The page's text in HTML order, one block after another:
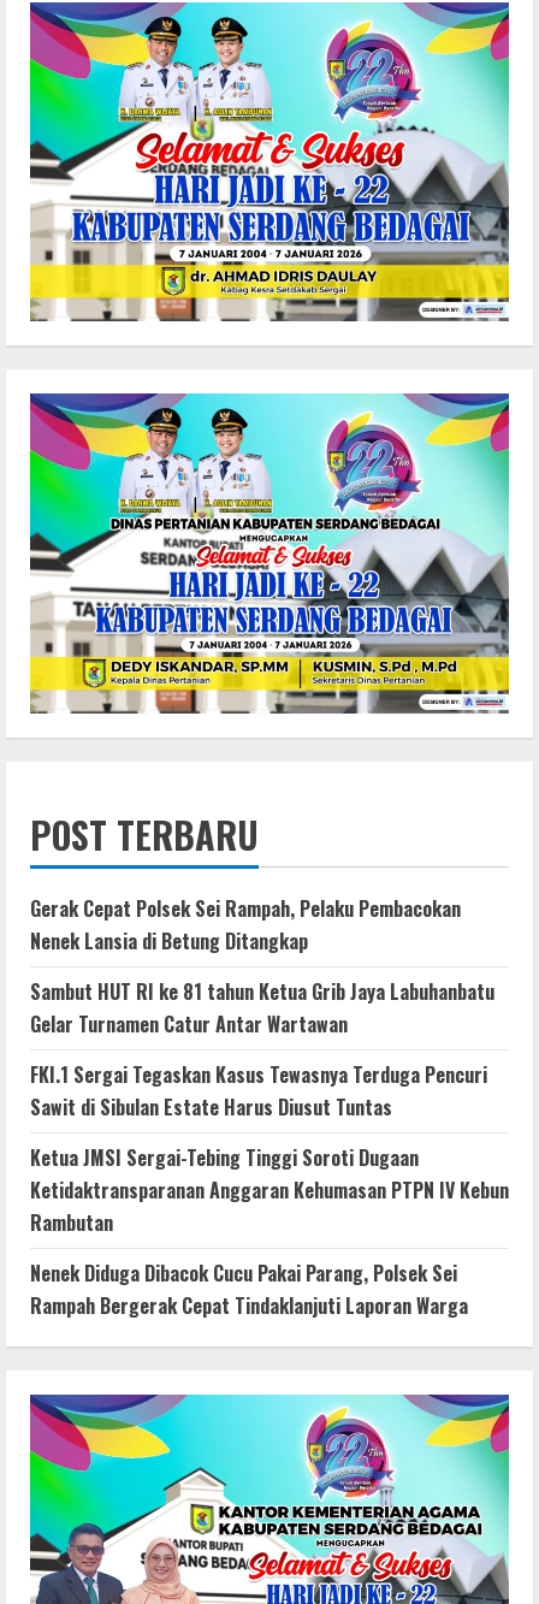
POST TERBARU
Gerak Cepat Polsek Sei Rampah, Pelaku Pembacokan
Nenek Lansia di Betung Ditangkap
Sambut HUT RI ke 81 tahun Ketua Grib Jaya Labuhanbatu
Gelar Turnamen Catur Antar Wartawan
FKI.1 Sergai Tegaskan Kasus Tewasnya Terduga Pencuri
Sawit di Sibulan Estate Harus Diusut Tuntas
Ketua JMSI Sergai-Tebing Tinggi Soroti Dugaan
Ketidaktransparanan Anggaran Kehumasan PTPN IV Kebun
Rambutan
Nenek Diduga Dibacok Cucu Pakai Parang, Polsek Sei
Rampah Bergerak Cepat Tindaklanjuti Laporan Warga